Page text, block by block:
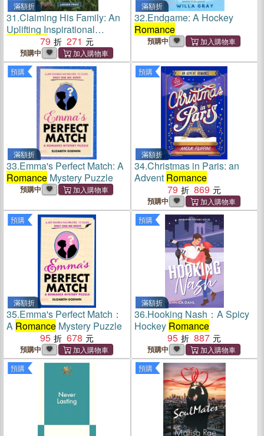
滿額折
31.Claiming His Family: An
Uplifting Inspirational
Romance
79 271
預購中
滿額折
32.Endgame: A Hockey
Romance
預購中
預購
滿額折
33.Emma's Perfect Match: A
Romance Mystery Puzzle
預購中
預購
滿額折
34.Christmas in Paris: an
Advent Romance
79
869
預購中
預購
滿額折
35.Emma's Perfect Match：
A Romance Mystery Puzzle
95
678
預購中
預購
滿額折
36.Hooking Nash：A Spicy
Hockey Romance
95
887
預購中
預購 預購